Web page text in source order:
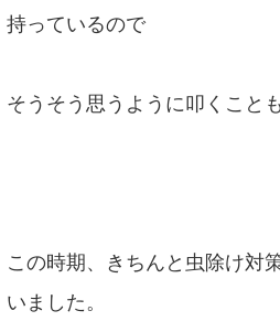
持っているので
そうそう思うように叩くこと
この時期、きちんと虫除け対
いました。